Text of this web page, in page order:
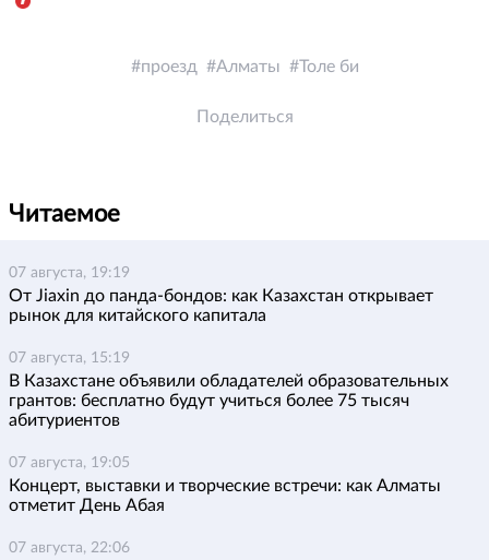
проезд Алматы Толе би
Поделиться
Читаемое
07 августа, 19:19
От Jiaxin до панда-бондов: как Казахстан открывает
рынок для китайского капитала
07 августа, 15:19
В Казахстане объявили обладателей образовательных
грантов: бесплатно будут учиться более 75 тысяч
абитуриентов
07 августа, 19:05
Концерт, выставки и творческие встречи: как Алматы
отметит День Абая
07 августа, 22:06